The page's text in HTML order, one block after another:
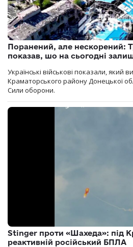
Поранений, але нескорений:
показав, шо на сьогодні
Українські військові показали, який
Краматорського району Донецької
Сили оборони.
Stinger проти «Шахеда»: під
реактивній російський БПЛА